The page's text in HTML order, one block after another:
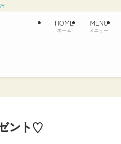
HOME
ホーム
MENU
メニュー
ント♡